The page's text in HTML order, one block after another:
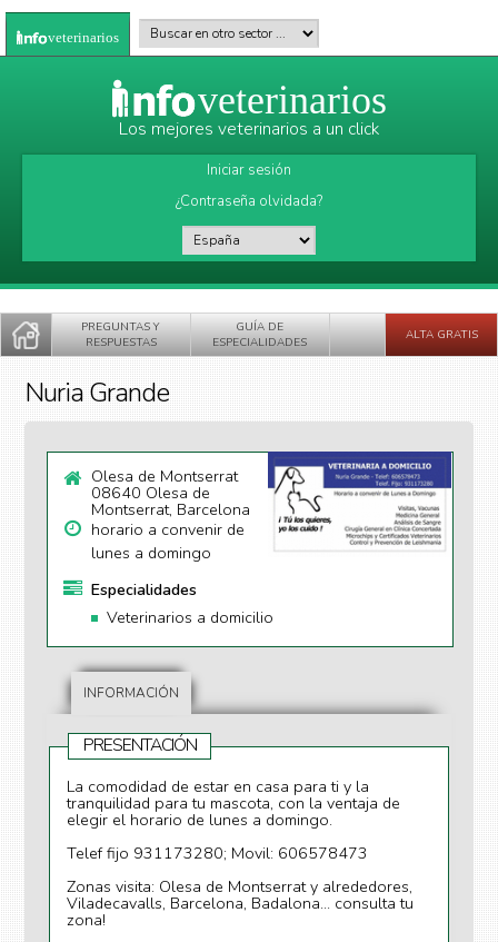
Pasar al contenido principal
veterinarios Buscar en otro sector
veterinarios
Los mejores veterinarios a un click
Iniciar sesión
¿Contraseña olvidada?
PREGUNTAS Y
RESPUESTAS
GUÍA DE
ESPECIALIDADES
ALTA GRATIS
Nuria Grande
Olesa de Montserrat
08640 Olesa de
Montserrat, Barcelona
horario a convenir de
lunes a domingo
Especialidades
Veterinarios a domicilio
INFORMACIÓN
PRESENTACIÓN
La comodidad de estar en casa para ti y la
tranquilidad para tu mascota, con la ventaja de
elegir el horario de lunes a domingo.
Telef fijo 931173280; Movil: 606578473
Zonas visita: Olesa de Montserrat y alrededores,
Viladecavalls, Barcelona, Badalona... consulta tu
zona!